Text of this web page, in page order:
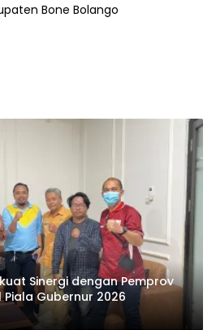
Bone Bolango
Sinergi dengan Pemprov
Piala Gubernur 2026